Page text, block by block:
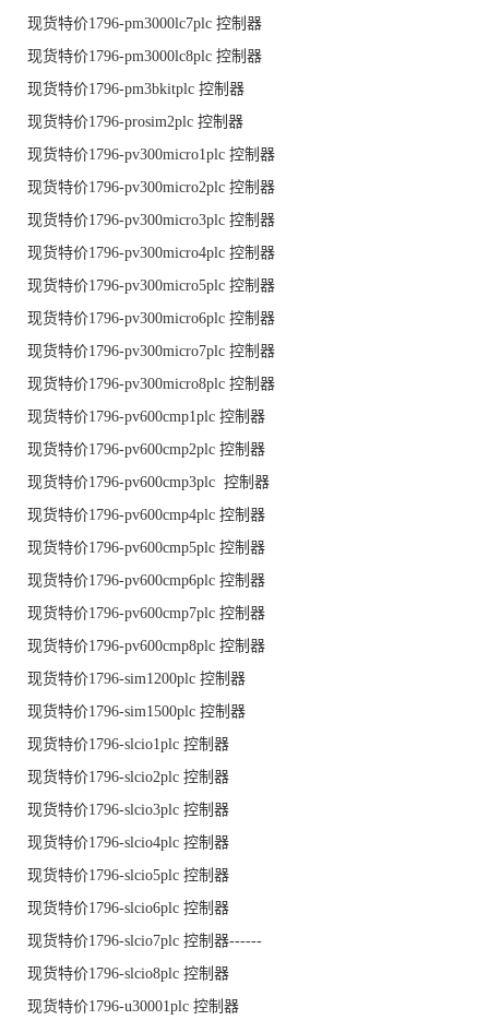
现货特价1796-pm3000lc7plc 控制器
现货特价1796-pm3000lc8plc 控制器
现货特价1796-pm3bkitplc 控制器
现货特价1796-prosim2plc 控制器
现货特价1796-pv300micro1plc 控制器
现货特价1796-pv300micro2plc 控制器
现货特价1796-pv300micro3plc 控制器
现货特价1796-pv300micro4plc 控制器
现货特价1796-pv300micro5plc 控制器
现货特价1796-pv300micro6plc 控制器
现货特价1796-pv300micro7plc 控制器
现货特价1796-pv300micro8plc 控制器
现货特价1796-pv600cmp1plc 控制器
现货特价1796-pv600cmp2plc 控制器
现货特价1796-pv600cmp3plc 控制器
现货特价1796-pv600cmp4plc 控制器
现货特价1796-pv600cmp5plc 控制器
现货特价1796-pv600cmp6plc 控制器
现货特价1796-pv600cmp7plc 控制器
现货特价1796-pv600cmp8plc 控制器
现货特价1796-sim1200plc 控制器
现货特价1796-sim1500plc 控制器
现货特价1796-slcio1plc 控制器
现货特价1796-slcio2plc 控制器
现货特价1796-slcio3plc 控制器
现货特价1796-slcio4plc 控制器
现货特价1796-slcio5plc 控制器
现货特价1796-slcio6plc 控制器
现货特价1796-slcio7plc 控制器------
现货特价1796-slcio8plc 控制器
现货特价1796-u30001plc 控制器